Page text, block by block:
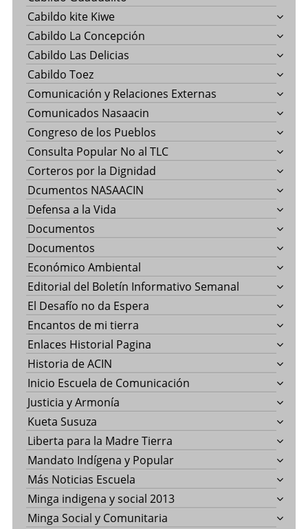
Cabildo kite Kiwe
Cabildo La Concepción
Cabildo Las Delicias
Cabildo Toez
Comunicación y Relaciones Externas
Comunicados Nasaacin
Congreso de los Pueblos
Consulta Popular No al TLC
Corteros por la Dignidad
Dcumentos NASAACIN
Defensa a la Vida
Documentos
Documentos
Económico Ambiental
Editorial del Boletín Informativo Semanal
El Desafío no da Espera
Encantos de mi tierra
Enlaces Historial Pagina
Historia de ACIN
Inicio Escuela de Comunicación
Justicia y Armonía
Kueta Susuza
Liberta para la Madre Tierra
Mandato Indígena y Popular
Más Noticias Escuela
Minga indigena y social 2013
Minga Social y Comunitaria